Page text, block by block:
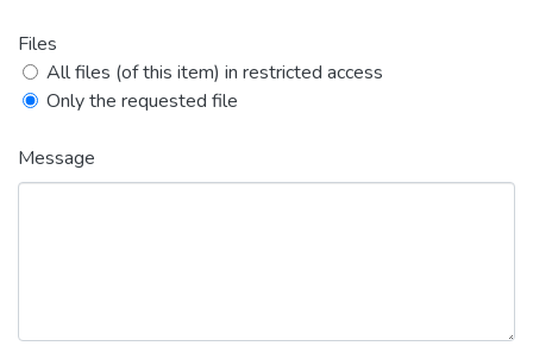
Files
All files (of this item) in restricted access
Only the requested file
Message